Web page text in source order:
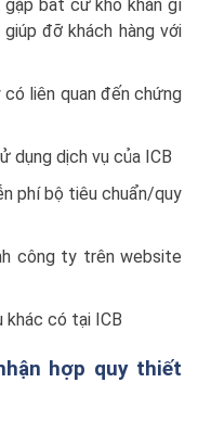
gặp bất cứ khó khăn gì
đỡ khách hàng với
liên quan đến chứng
dụng dịch vụ của ICB
phí bộ tiêu chuẩn/quy
công ty trên website
khác có tại ICB
hợp quy thiết